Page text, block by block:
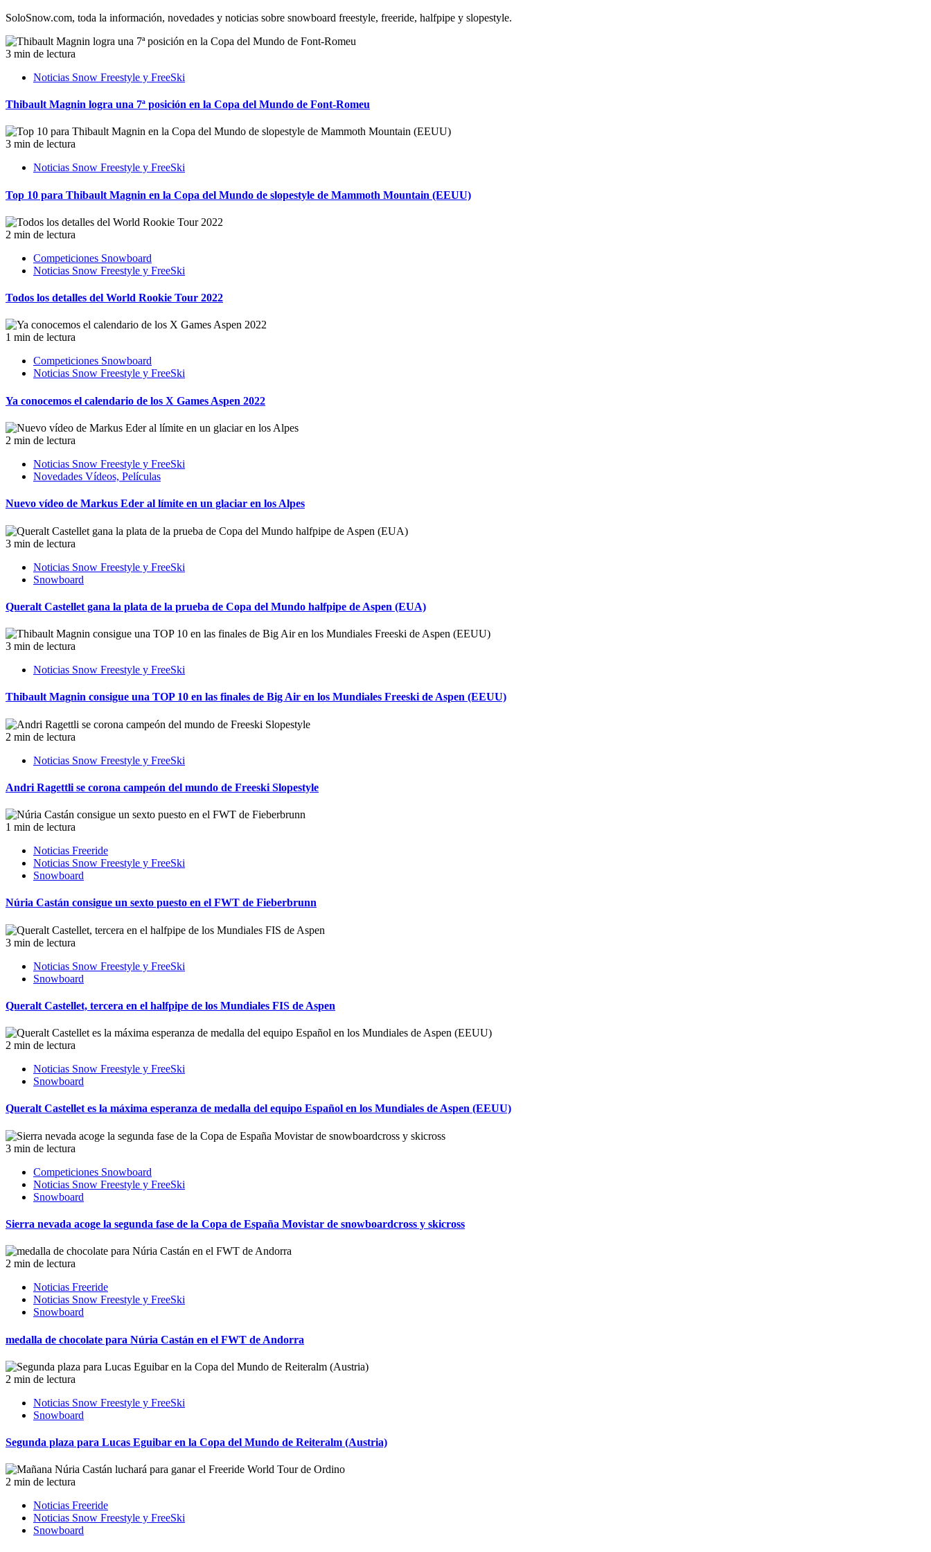
SoloSnow.com, toda la información, novedades y noticias sobre snowboard freestyle, freeride, halfpipe y slopestyle.
3 min de lectura
Noticias Snow Freestyle y FreeSki
Thibault Magnin logra una 7ª posición en la Copa del Mundo de Font-Romeu
3 min de lectura
Noticias Snow Freestyle y FreeSki
Top 10 para Thibault Magnin en la Copa del Mundo de slopestyle de Mammoth Mountain (EEUU)
2 min de lectura
Competiciones Snowboard
Noticias Snow Freestyle y FreeSki
Todos los detalles del World Rookie Tour 2022
1 min de lectura
Competiciones Snowboard
Noticias Snow Freestyle y FreeSki
Ya conocemos el calendario de los X Games Aspen 2022
2 min de lectura
Noticias Snow Freestyle y FreeSki
Novedades Vídeos, Películas
Nuevo vídeo de Markus Eder al límite en un glaciar en los Alpes
3 min de lectura
Noticias Snow Freestyle y FreeSki
Snowboard
Queralt Castellet gana la plata de la prueba de Copa del Mundo halfpipe de Aspen (EUA)
3 min de lectura
Noticias Snow Freestyle y FreeSki
Thibault Magnin consigue una TOP 10 en las finales de Big Air en los Mundiales Freeski de Aspen (EEUU)
2 min de lectura
Noticias Snow Freestyle y FreeSki
Andri Ragettli se corona campeón del mundo de Freeski Slopestyle
1 min de lectura
Noticias Freeride
Noticias Snow Freestyle y FreeSki
Snowboard
Núria Castán consigue un sexto puesto en el FWT de Fieberbrunn
3 min de lectura
Noticias Snow Freestyle y FreeSki
Snowboard
Queralt Castellet, tercera en el halfpipe de los Mundiales FIS de Aspen
2 min de lectura
Noticias Snow Freestyle y FreeSki
Snowboard
Queralt Castellet es la máxima esperanza de medalla del equipo Español en los Mundiales de Aspen (EEUU)
3 min de lectura
Competiciones Snowboard
Noticias Snow Freestyle y FreeSki
Snowboard
Sierra nevada acoge la segunda fase de la Copa de España Movistar de snowboardcross y skicross
2 min de lectura
Noticias Freeride
Noticias Snow Freestyle y FreeSki
Snowboard
medalla de chocolate para Núria Castán en el FWT de Andorra
2 min de lectura
Noticias Snow Freestyle y FreeSki
Snowboard
Segunda plaza para Lucas Eguibar en la Copa del Mundo de Reiteralm (Austria)
2 min de lectura
Noticias Freeride
Noticias Snow Freestyle y FreeSki
Snowboard